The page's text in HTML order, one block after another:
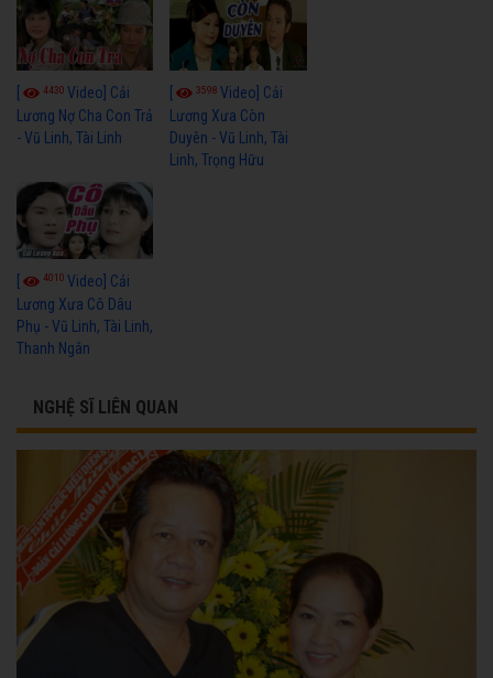
4430 Video] Cải
Lương Nợ Cha Con Trả
- Vũ Linh, Tài Linh
3598Video] Cải
Lương Xưa Còn
Duyên - Vũ Linh, Tài
Linh, Trọng Hữu
4010 Video] Cải
Lương Xưa Cô Dâu
Phụ - Vũ Linh, Tài Linh,
Thanh Ngân
NGHỆ SĨ LIÊN QUAN